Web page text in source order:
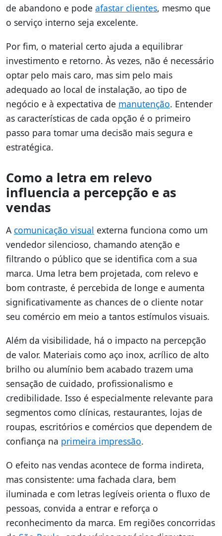
de abandono e pode afastar clientes, mesmo que
o serviço interno seja excelente.
Por fim, o material certo ajuda a equilibrar
investimento e retorno. Às vezes, não é necessário
optar pelo mais caro, mas sim pelo mais
adequado ao local de instalação, ao tipo de
negócio e à expectativa de manutenção. Entender
as características de cada opção é o primeiro
passo para tomar uma decisão mais segura e
estratégica.
Como a letra em relevo
influencia a percepção e as
vendas
A comunicação visual externa funciona como um
vendedor silencioso, chamando atenção e
filtrando o público que se identifica com a sua
marca. Uma letra bem projetada, com relevo e
bom contraste, é percebida de longe e aumenta
significativamente as chances de o cliente notar
seu comércio em meio a tantos estímulos visuais.
Além da visibilidade, há o impacto na percepção
de valor. Materiais como aço inox, acrílico de alto
brilho ou alumínio bem acabado trazem uma
sensação de cuidado, profissionalismo e
credibilidade. Isso é especialmente relevante para
segmentos como clínicas, restaurantes, lojas de
roupas, escritórios e comércios que dependem de
confiança na primeira impressão.
O efeito nas vendas acontece de forma indireta,
mas consistente: uma fachada clara, bem
iluminada e com letras legíveis orienta o fluxo de
pessoas, convida a entrar e reforça o
reconhecimento da marca. Em regiões concorridas